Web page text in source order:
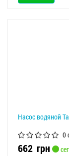
Насос водяной
0
662 грн